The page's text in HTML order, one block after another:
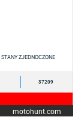
STANY ZJEDNOCZONE
37209
motohunt.com